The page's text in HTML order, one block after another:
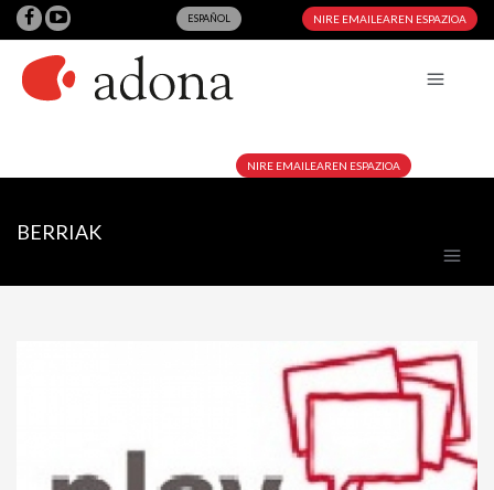
ESPAÑOL NIRE EMAILEAREN ESPAZIOA
NIRE EMAILEAREN ESPAZIOA
BERRIAK